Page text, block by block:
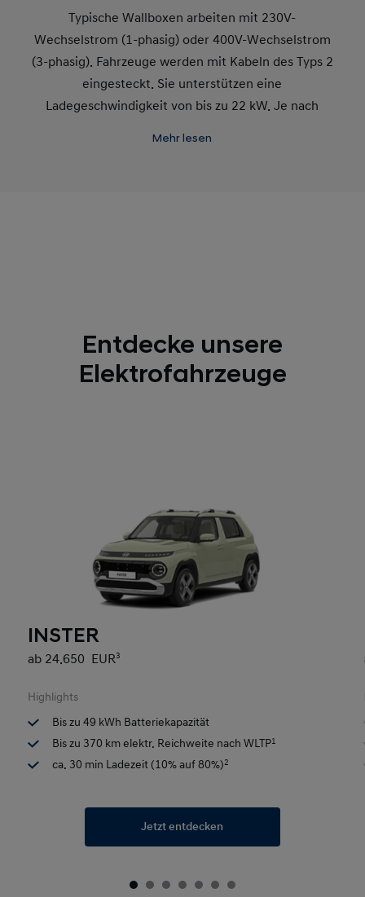
Typische Wallboxen arbeiten mit 230V-
Wechselstrom (1-phasig) oder 400V-Wechselstrom
(3-phasig). Fahrzeuge werden mit Kabeln des Typs 2
eingesteckt. Sie unterstützen eine
Ladegeschwindigkeit von bis zu 22 kW. Je nach
Mehr lesen
Entdecke unsere
Elektrofahrzeuge
INSTER
ab 24.650 EUR3
Highlights
Bis zu 49 kWh Batteriekapazität
Bis zu 370 km elektr. Reichweite nach WLTP1
ca. 30 min Ladezeit (10% auf 80%)2
Jetzt entdecken